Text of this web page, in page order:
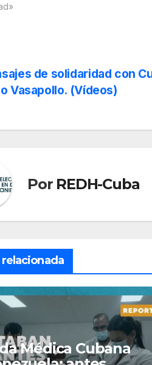
de solidaridad con
Vasapollo. (Vídeos)
Por REDH-Cuba
Médica Cubana